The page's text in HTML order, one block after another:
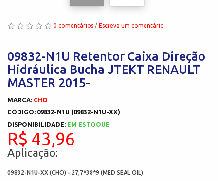
0 comentários / Escreva um comentário
09832-N1U Retentor Caixa Direção
Hidráulica Bucha JTEKT RENAULT
MASTER 2015-
MARCA: CHO
CÓDIGO: 09832-N1U (09832-N1U-XX)
DISPONIBILIDADE: EM ESTOQUE
R$ 43,96
Aplicação:
09832-N1U-XX (CHO) - 27,7*38*9 (MED SEAL OIL)